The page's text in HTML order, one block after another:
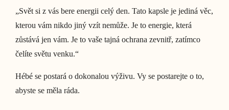
„Svět si z vás bere energii celý den. Tato kapsle je jediná věc,
kterou vám nikdo jiný vzít nemůže. Je to energie, která
zůstává jen vám. Je to vaše tajná ochrana zevnitř, zatímco
čelíte světu venku.“
Hébé se postará o dokonalou výživu. Vy se postarejte o to,
abyste se měla ráda.